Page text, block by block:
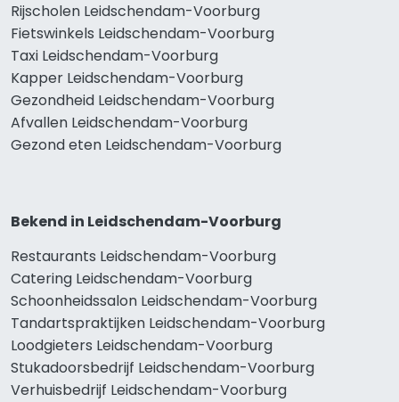
Rijscholen Leidschendam-Voorburg
Fietswinkels Leidschendam-Voorburg
Taxi Leidschendam-Voorburg
Kapper Leidschendam-Voorburg
Gezondheid Leidschendam-Voorburg
Afvallen Leidschendam-Voorburg
Gezond eten Leidschendam-Voorburg
Bekend in Leidschendam-Voorburg
Restaurants Leidschendam-Voorburg
Catering Leidschendam-Voorburg
Schoonheidssalon Leidschendam-Voorburg
Tandartspraktijken Leidschendam-Voorburg
Loodgieters Leidschendam-Voorburg
Stukadoorsbedrijf Leidschendam-Voorburg
Verhuisbedrijf Leidschendam-Voorburg